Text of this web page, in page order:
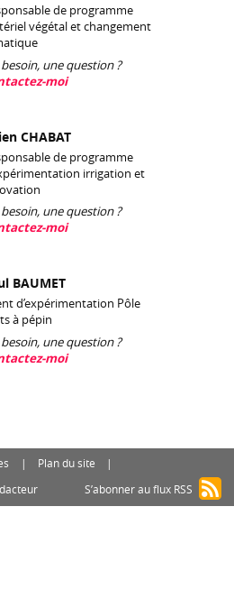
de programme
végétal et changement
une question ?
moi
CHABAT
de programme
irrigation et
une question ?
moi
BAUMET
d’expérimentation Pôle
à pépin
une question ?
moi
Plan du site
S’abonner au flux RSS